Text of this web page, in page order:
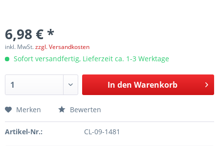
6,98 € *
inkl. MwSt.zzgl. Versandkosten
Sofort versandfertig, Lieferzeit ca. 1-3 Werktage
In den Warenkorb
Merken Bewerten
Artikel-Nr.: CL-09-1481